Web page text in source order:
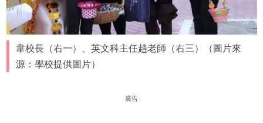
韋校長（右一）、英文科主任趙老師（右三）（圖片來
源：學校提供圖片）
廣告